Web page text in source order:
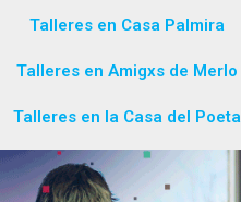
Talleres en Casa Palmira
Talleres en Amigxs de Merlo
Talleres en la Casa del Poeta